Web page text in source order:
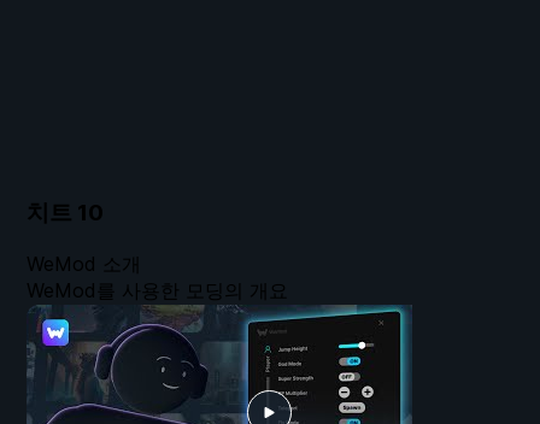
치트 10
WeMod 소개
WeMod를 사용한 모딩의 개요